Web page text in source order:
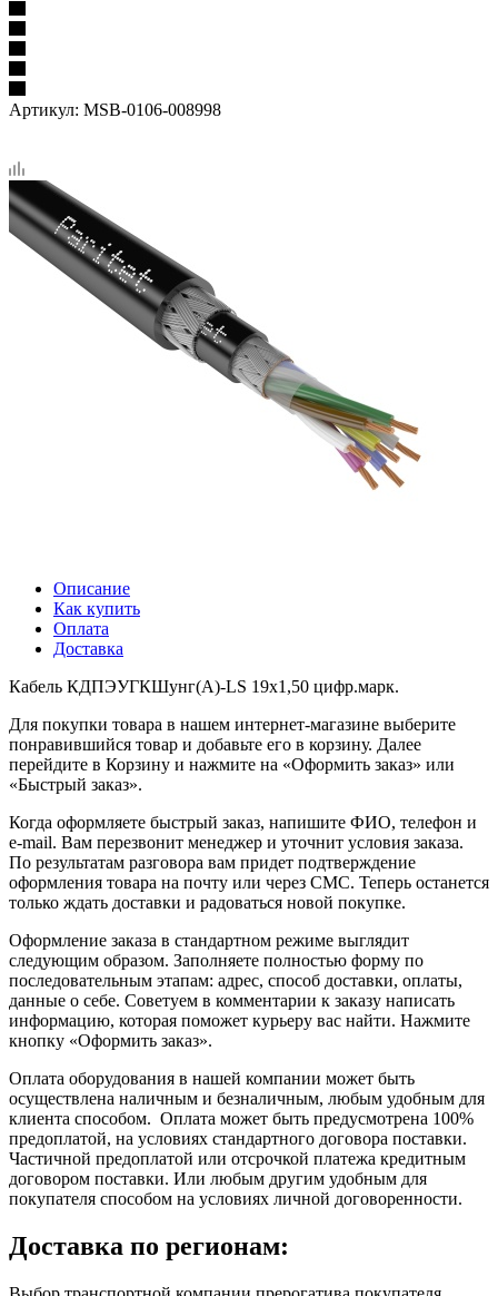
Артикул: MSB-0106-008998
Описание
Как купить
Оплата
Доставка
Кабель КДПЭУГКШунг(А)-LS 19х1,50 цифр.марк.
Для покупки товара в нашем интернет-магазине выберите
понравившийся товар и добавьте его в корзину. Далее
перейдите в Корзину и нажмите на «Оформить заказ» или
«Быстрый заказ».
Когда оформляете быстрый заказ, напишите ФИО, телефон и
e-mail. Вам перезвонит менеджер и уточнит условия заказа.
По результатам разговора вам придет подтверждение
оформления товара на почту или через СМС. Теперь останется
только ждать доставки и радоваться новой покупке.
Оформление заказа в стандартном режиме выглядит
следующим образом. Заполняете полностью форму по
последовательным этапам: адрес, способ доставки, оплаты,
данные о себе. Советуем в комментарии к заказу написать
информацию, которая поможет курьеру вас найти. Нажмите
кнопку «Оформить заказ».
Оплата оборудования в нашей компании может быть
осуществлена наличным и безналичным, любым удобным для
клиента способом. Оплата может быть предусмотрена 100%
предоплатой, на условиях стандартного договора поставки.
Частичной предоплатой или отсрочкой платежа кредитным
договором поставки. Или любым другим удобным для
покупателя способом на условиях личной договоренности.
Доставка по регионам: